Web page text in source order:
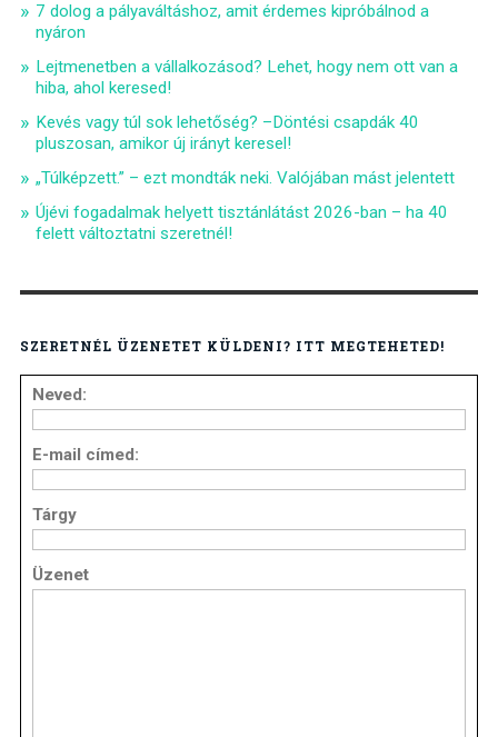
7 dolog a pályaváltáshoz, amit érdemes kipróbálnod a
nyáron
Lejtmenetben a vállalkozásod? Lehet, hogy nem ott van a
hiba, ahol keresed!
Kevés vagy túl sok lehetőség? –Döntési csapdák 40
pluszosan, amikor új irányt keresel!
„Túlképzett.” – ezt mondták neki. Valójában mást jelentett
Újévi fogadalmak helyett tisztánlátást 2026-ban – ha 40
felett változtatni szeretnél!
SZERETNÉL ÜZENETET KÜLDENI? ITT MEGTEHETED!
Neved:
E-mail címed:
Tárgy
Üzenet